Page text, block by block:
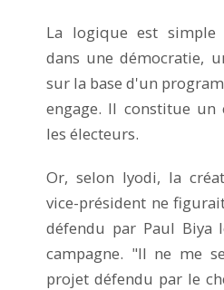
La logique est simple
dans une démocratie,
sur la base d'un
engage. Il constitue un
les électeurs.
Or, selon Iyodi, la
vice-président ne
défendu par Paul Biya
campagne. "Il ne me
projet défendu par le